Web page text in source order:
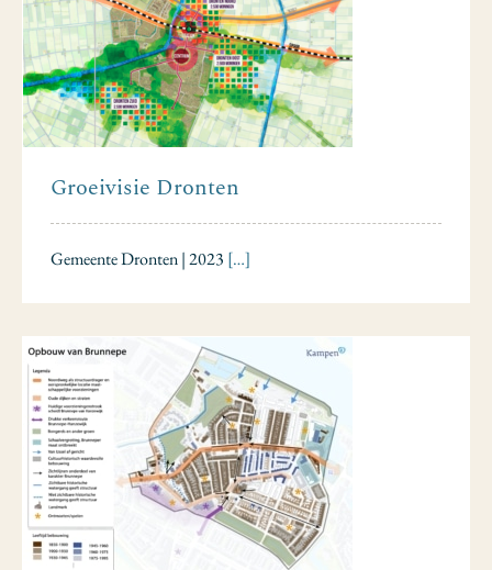
Groeivisie Dronten
Gemeente Dronten | 2023 […]